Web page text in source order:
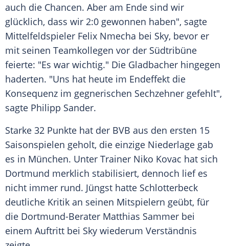
auch die Chancen. Aber am Ende sind wir
glücklich, dass wir 2:0 gewonnen haben", sagte
Mittelfeldspieler Felix Nmecha bei Sky, bevor er
mit seinen Teamkollegen vor der Südtribüne
feierte: "Es war wichtig." Die Gladbacher hingegen
haderten. "Uns hat heute im Endeffekt die
Konsequenz im gegnerischen Sechzehner gefehlt",
sagte Philipp Sander.
Starke 32 Punkte hat der BVB aus den ersten 15
Saisonspielen geholt, die einzige Niederlage gab
es in München. Unter Trainer Niko Kovac hat sich
Dortmund merklich stabilisiert, dennoch lief es
nicht immer rund. Jüngst hatte Schlotterbeck
deutliche Kritik an seinen Mitspielern geübt, für
die Dortmund-Berater Matthias Sammer bei
einem Auftritt bei Sky wiederum Verständnis